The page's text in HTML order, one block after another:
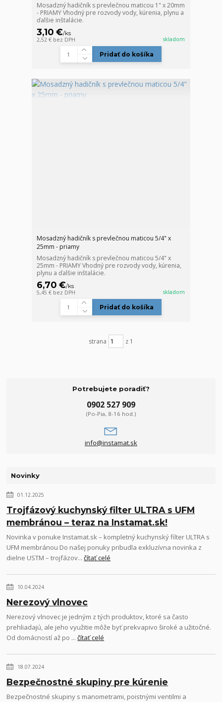
Mosadzný hadičník s prevlečnou maticou 1" x 20mm
- PRIAMY Vhodný pre rozvody vody, kúrenia, plynu a
ďalšie inštalácie.
3,10 €/ks
2,52 € bez DPH skladom
Pridať do košíka
Mosadzný hadičník s prevlečnou maticou 5/4" x
25mm - priamy
Mosadzný hadičník s prevlečnou maticou 5/4" x
25mm - PRIAMY Vhodný pre rozvody vody, kúrenia,
plynu a ďalšie inštalácie.
6,70 €/ks
5,45 € bez DPH skladom
Pridať do košíka
strana z 1
Potrebujete poradiť?
0902 527 909
(Po-Pia, 8-16 hod.)
info@instamat.sk
Novinky
01.12.2025
Trojfázový kuchynský filter ULTRA s UFM
membránou – teraz na Instamat.sk!
Novinka v ponuke Instamat.sk – kompletný kuchynský filter ULTRA s
UFM membránou Do našej ponuky pribudla exkluzívna novinka z
dielne USTM – trojfázov...čítať celé
10.04.2024
Nerezový vlnovec
Nerezový vlnovec je jedným z tých produktov, ktoré sa často
prehliadajú, ale jeho využitie môže byť prekvapivo široké a užitočné.
Od domácností až po ...čítať celé
18.07.2024
Bezpečnostné skupiny pre kúrenie
Bezpečnostné skupiny s manometrami, poistnými ventilmi a